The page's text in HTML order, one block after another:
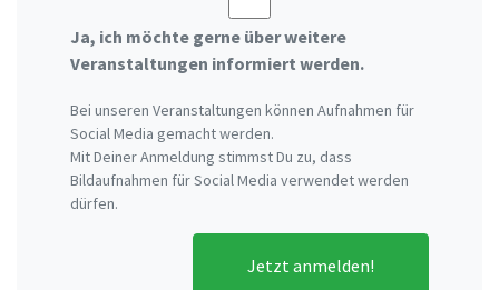
Ja, ich möchte gerne über weitere
Veranstaltungen informiert werden.
Bei unseren Veranstaltungen können Aufnahmen für
Social Media gemacht werden.
Mit Deiner Anmeldung stimmst Du zu, dass
Bildaufnahmen für Social Media verwendet werden
dürfen.
Jetzt anmelden!